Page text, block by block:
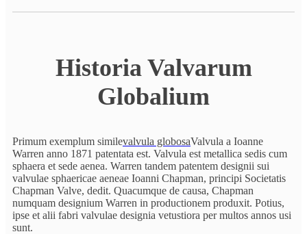
Historia Valvarum
Globalium
Primum exemplum similevalvula globosaValvula a Ioanne
Warren anno 1871 patentata est. Valvula est metallica sedis cum
sphaera et sede aenea. Warren tandem patentem designii sui
valvulae sphaericae aeneae Ioanni Chapman, principi Societatis
Chapman Valve, dedit. Quacumque de causa, Chapman
numquam designium Warren in productionem produxit. Potius,
ipse et alii fabri valvulae designia vetustiora per multos annos usi
sunt.